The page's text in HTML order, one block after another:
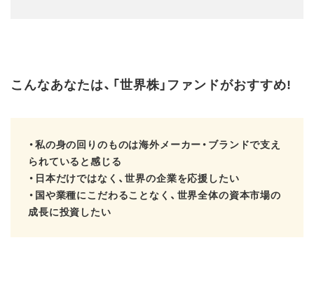
こんなあなたは、「世界株」ファンドがおすすめ!
・私の身の回りのものは海外メーカー・ブランドで支え
られていると感じる
・日本だけではなく、世界の企業を応援したい
・国や業種にこだわることなく、世界全体の資本市場の
成長に投資したい